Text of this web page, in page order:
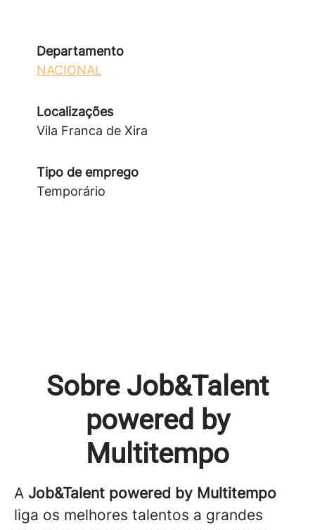
Departamento
NACIONAL
Localizações
Vila Franca de Xira
Tipo de emprego
Temporário
Sobre Job&Talent
powered by
Multitempo
A Job&Talent powered by Multitempo
liga os melhores talentos a grandes